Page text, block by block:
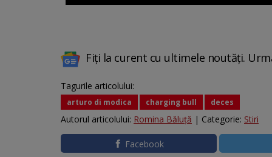
Fiți la curent cu ultimele noutăți.
Tagurile articolului:
arturo di modica charging bull deces
Autorul articolului: Romina Băluță | Categorie: Stiri
Facebook